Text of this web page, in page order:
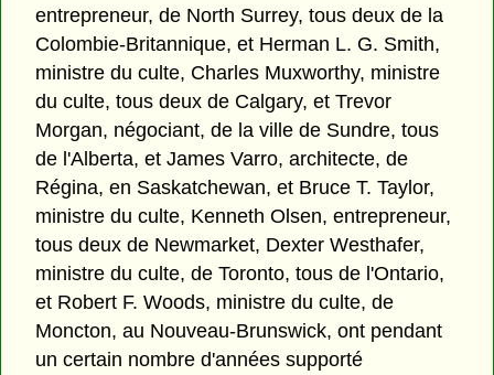
entrepreneur, de North Surrey, tous deux de la
Colombie-Britannique, et Herman L. G. Smith,
ministre du culte, Charles Muxworthy, ministre
du culte, tous deux de Calgary, et Trevor
Morgan, négociant, de la ville de Sundre, tous
de l'Alberta, et James Varro, architecte, de
Régina, en Saskatchewan, et Bruce T. Taylor,
ministre du culte, Kenneth Olsen, entrepreneur,
tous deux de Newmarket, Dexter Westhafer,
ministre du culte, de Toronto, tous de l'Ontario,
et Robert F. Woods, ministre du culte, de
Moncton, au Nouveau-Brunswick, ont pendant
un certain nombre d'années supporté